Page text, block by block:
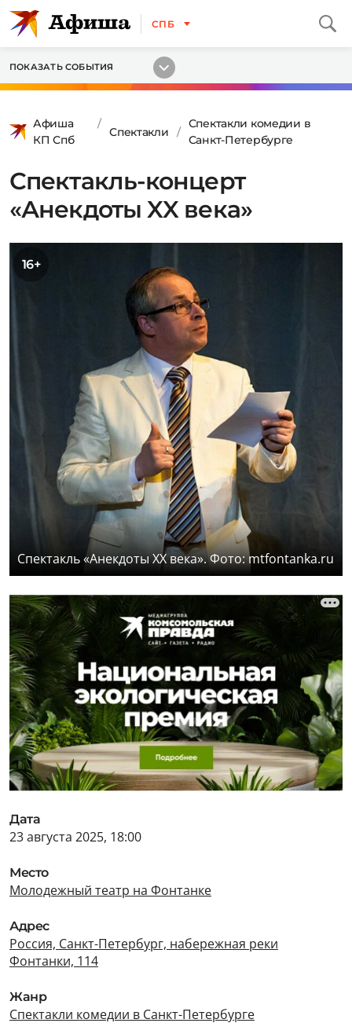
СПБ
ПОКАЗАТЬ СОБЫТИЯ
Афиша
КП Спб
Спектакли
Спектакли комедии в
Санкт-Петербурге
Спектакль-концерт
«Анекдоты XX века»
16+
Спектакль «Анекдоты XX века». Фото: mtfontanka.ru
Дата
23 августа 2025, 18:00
Место
Молодежный театр на Фонтанке
Адрес
Россия, Санкт-Петербург, набережная реки
Фонтанки, 114
Жанр
Спектакли комедии в Санкт-Петербурге